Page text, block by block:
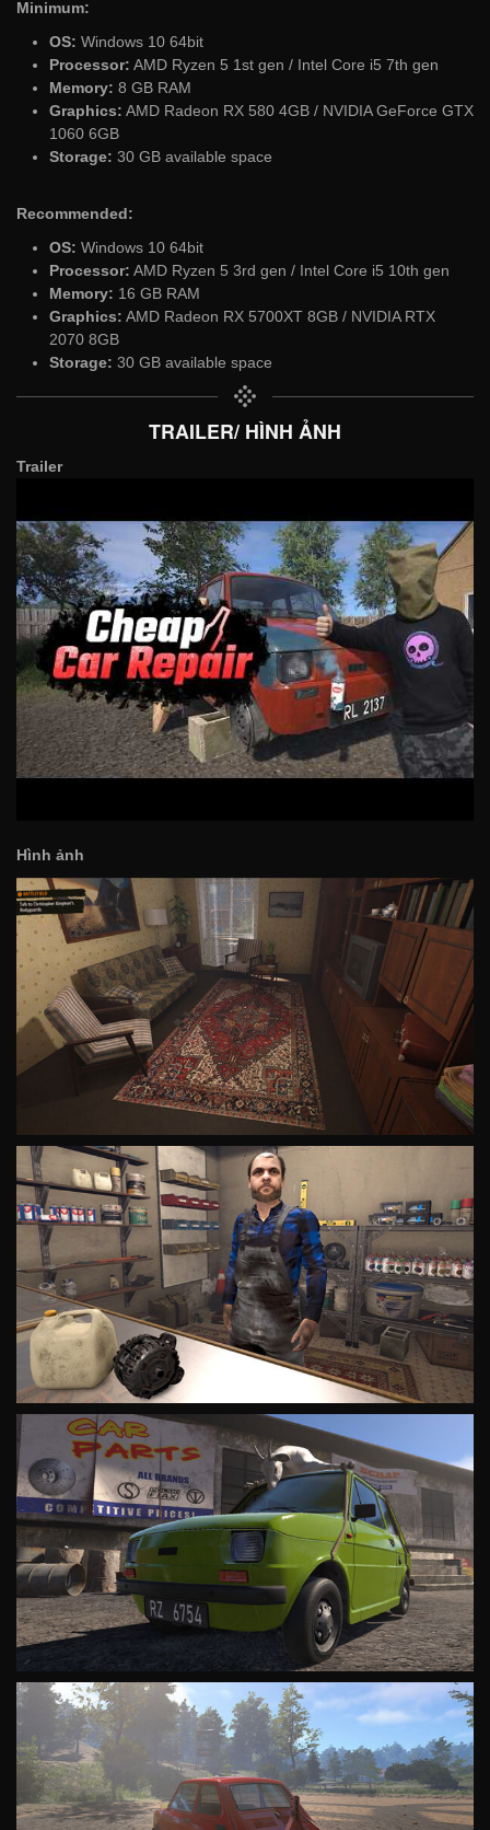
Minimum:
OS: Windows 10 64bit
Processor: AMD Ryzen 5 1st gen / Intel Core i5 7th gen
Memory: 8 GB RAM
Graphics: AMD Radeon RX 580 4GB / NVIDIA GeForce GTX
1060 6GB
Storage: 30 GB available space
Recommended:
OS: Windows 10 64bit
Processor: AMD Ryzen 5 3rd gen / Intel Core i5 10th gen
Memory: 16 GB RAM
Graphics: AMD Radeon RX 5700XT 8GB / NVIDIA RTX
2070 8GB
Storage: 30 GB available space
TRAILER/ HÌNH ẢNH
Trailer
Hình ảnh